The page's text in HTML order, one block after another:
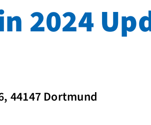
2024
44147 Dortmund